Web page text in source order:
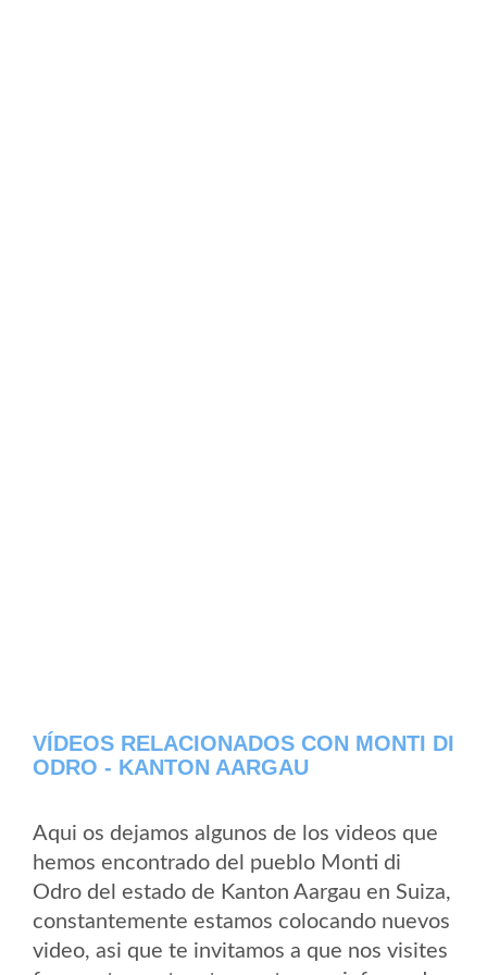
VÍDEOS RELACIONADOS CON MONTI DI
ODRO - KANTON AARGAU
Aqui os dejamos algunos de los videos que
hemos encontrado del pueblo Monti di
Odro del estado de Kanton Aargau en Suiza,
constantemente estamos colocando nuevos
video, asi que te invitamos a que nos visites